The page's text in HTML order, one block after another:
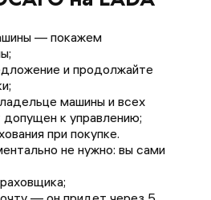
— покажем
и продолжайте
машины и всех
к управлению;
при покупке.
не нужно: вы сами